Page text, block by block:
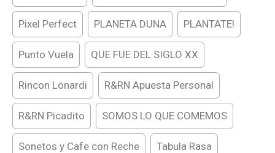
Pixel Perfect PLANETA DUNA PLANTATE!
Punto Vuela QUE FUE DEL SIGLO XX
Rincon Lonardi R&RN Apuesta Personal
R&RN Picadito SOMOS LO QUE COMEMOS
Sonetos y Cafe con Reche Tabula Rasa